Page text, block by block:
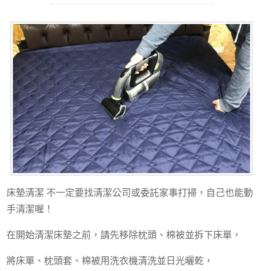
床墊清潔 不一定要找清潔公司或委託家事打掃，自己也能動
手清潔喔！
在開始清潔床墊之前，請先移除枕頭、棉被並拆下床單，
將床單、枕頭套、棉被用洗衣機清洗並日光曬乾，